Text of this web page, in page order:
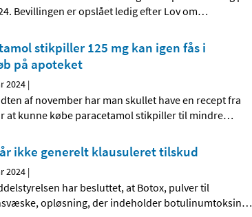
Bevillingen er opslået ledig efter Lov om…
stikpiller 125 mg kan igen fås i
på apoteket
2024 |
af november har man skullet have en recept fra
at kunne købe paracetamol stikpiller til mindre…
ikke generelt klausuleret tilskud
2024 |
har besluttet, at Botox, pulver til
opløsning, der indeholder botulinumtoksin…